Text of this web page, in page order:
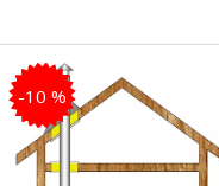
-10 %